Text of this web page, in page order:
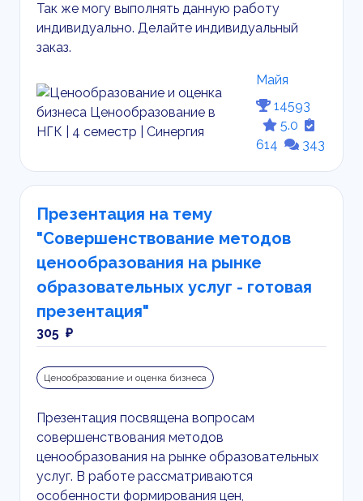
Так же могу выполнять данную работу
индивидуально. Делайте индивидуальный
заказ.
Майя
14593
5.0
614
343
Презентация на тему
"Совершенствование методов
ценообразования на рынке
образовательных услуг - готовая
презентация"
305 ₽
Ценообразование и оценка бизнеса
Презентация посвящена вопросам
совершенствования методов
ценообразования на рынке образовательных
услуг. В работе рассматриваются
особенности формирования цен,